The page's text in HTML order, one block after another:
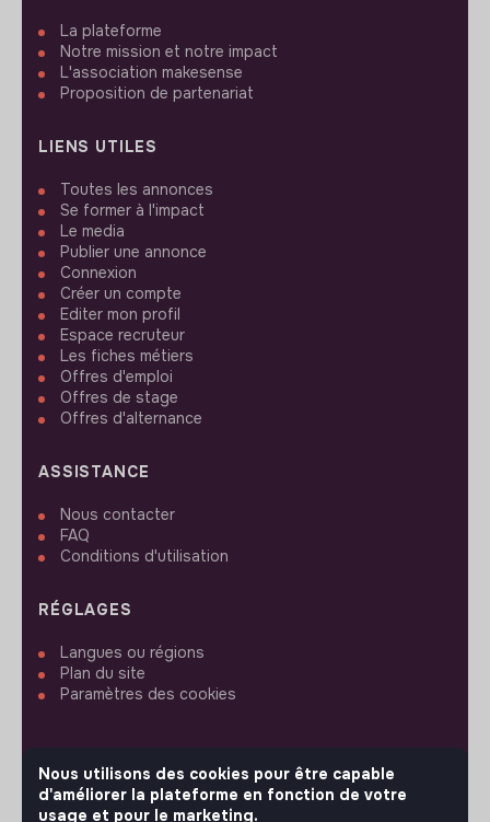
La plateforme
Notre mission et notre impact
L'association makesense
Proposition de partenariat
LIENS UTILES
Toutes les annonces
Se former à l'impact
Le media
Publier une annonce
Connexion
Créer un compte
Editer mon profil
Espace recruteur
Les fiches métiers
Offres d'emploi
Offres de stage
Offres d'alternance
ASSISTANCE
Nous contacter
FAQ
Conditions d'utilisation
RÉGLAGES
Langues ou régions
Plan du site
Paramètres des cookies
SUIVEZ-NOUS
Nous utilisons des cookies pour être capable
d'améliorer la plateforme en fonction de votre
usage et pour le marketing.